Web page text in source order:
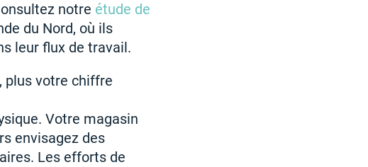
notre étude de
du Nord, où ils
leur flux de travail.
plus votre chiffre
Votre magasin
envisagez des
Les efforts de